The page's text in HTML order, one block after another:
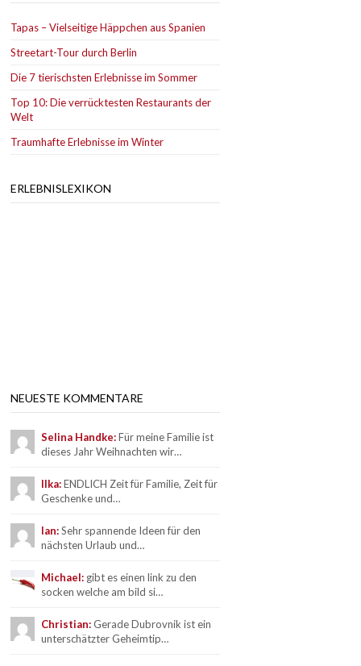
Tapas – Vielseitige Häppchen aus Spanien
Streetart-Tour durch Berlin
Die 7 tierischsten Erlebnisse im Sommer
Top 10: Die verrücktesten Restaurants der
Welt
Traumhafte Erlebnisse im Winter
ERLEBNISLEXIKON
NEUESTE KOMMENTARE
Selina Handke:Für meine Familie ist
dieses Jahr Weihnachten wir…
Ilka:ENDLICH Zeit für Familie, Zeit für
Geschenke und…
Ian:Sehr spannende Ideen für den
nächsten Urlaub und…
Michael: gibt es einen link zu den
socken welche am bild si…
Christian:Gerade Dubrovnik ist ein
unterschätzter Geheimtip…